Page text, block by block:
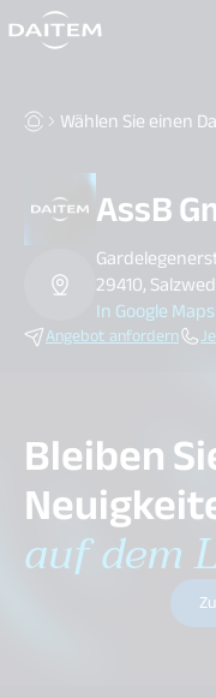
search.label
Wählen Sie einen
AssB
29410,
In Google
Angebot anfordern
Bleiben
auf dem